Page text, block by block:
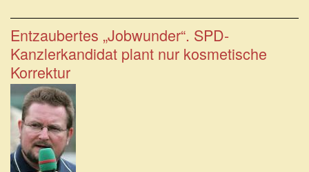
Armut
Deutschland
auf
neuem
Höchststand
Entzaubertes „Jobwunder“. SPD-
Kanzlerkandidat plant nur kosmetische
Korrektur